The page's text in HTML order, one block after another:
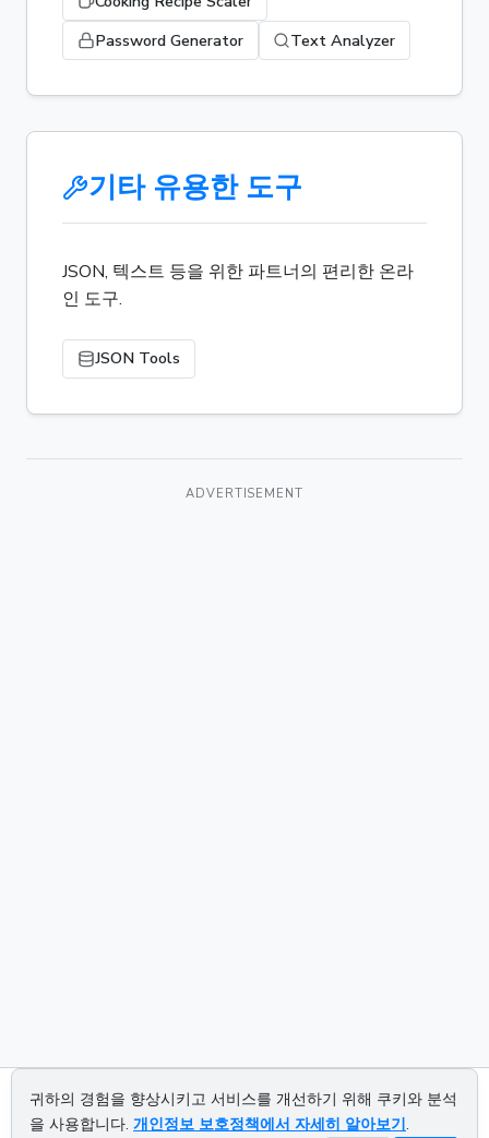
Password Generator
Text Analyzer
기타 유용한 도구
JSON, 텍스트 등을 위한 파트너의 편리한 온라
인 도구.
JSON Tools
ADVERTISEMENT
About us Privacy policy Terms of service Contact us
귀하의 경험을 향상시키고 서비스를 개선하기 위해 쿠키와 분석
을 사용합니다. 개인정보 보호정책에서 자세히 알아보기.